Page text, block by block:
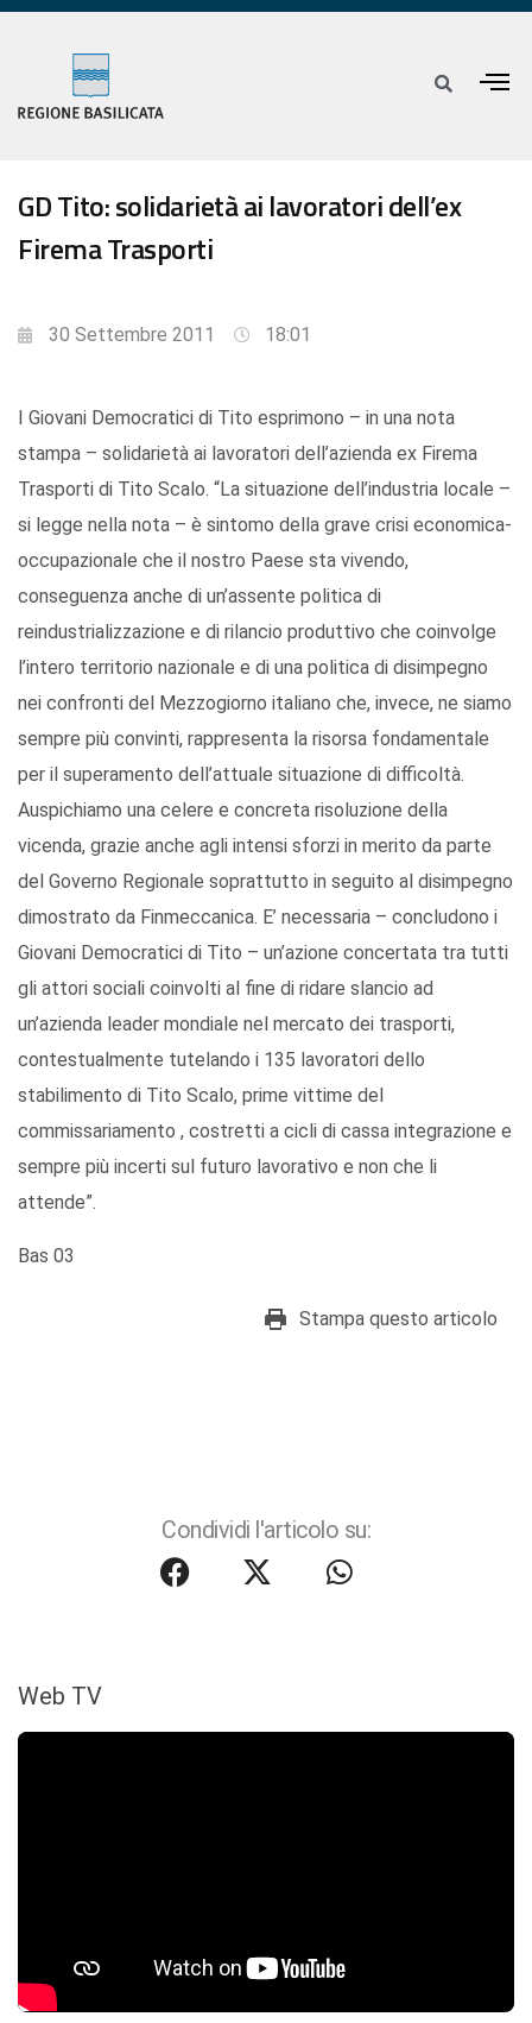
GD Tito: solidarietà ai lavoratori dell’ex
Firema Trasporti
30 Settembre 2011 18:01
I Giovani Democratici di Tito esprimono – in una nota
stampa – solidarietà ai lavoratori dell’azienda ex Firema
Trasporti di Tito Scalo. “La situazione dell’industria locale –
si legge nella nota – è sintomo della grave crisi economica-
occupazionale che il nostro Paese sta vivendo,
conseguenza anche di un’assente politica di
reindustrializzazione e di rilancio produttivo che coinvolge
l’intero territorio nazionale e di una politica di disimpegno
nei confronti del Mezzogiorno italiano che, invece, ne siamo
sempre più convinti, rappresenta la risorsa fondamentale
per il superamento dell’attuale situazione di difficoltà.
Auspichiamo una celere e concreta risoluzione della
vicenda, grazie anche agli intensi sforzi in merito da parte
del Governo Regionale soprattutto in seguito al disimpegno
dimostrato da Finmeccanica. E’ necessaria – concludono i
Giovani Democratici di Tito – un’azione concertata tra tutti
gli attori sociali coinvolti al fine di ridare slancio ad
un’azienda leader mondiale nel mercato dei trasporti,
contestualmente tutelando i 135 lavoratori dello
stabilimento di Tito Scalo, prime vittime del
commissariamento , costretti a cicli di cassa integrazione e
sempre più incerti sul futuro lavorativo e non che li
attende”.
Bas 03
Stampa questo articolo
Condividi l'articolo su:
Web TV